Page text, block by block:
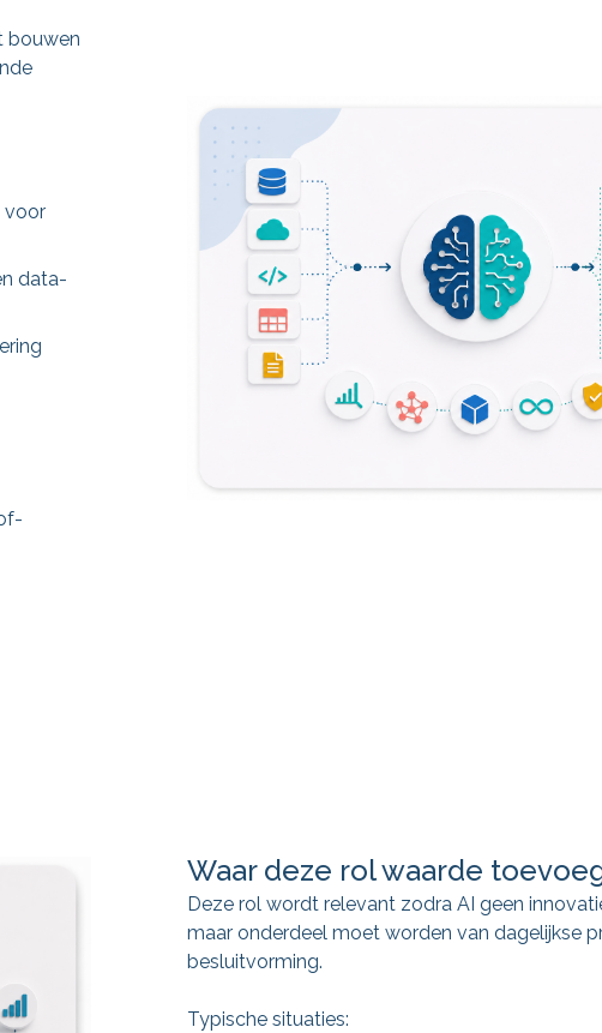
bouwen
voor
data-
Waar deze rol waarde
Deze rol wordt relevant zodra AI geen
maar onderdeel moet worden van dagelijkse
besluitvorming.
Typische situaties: